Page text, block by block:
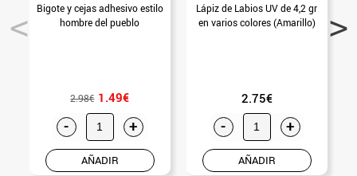
Bigote y cejas adhesivo estilo
hombre del pueblo
2.98€ 1.49€
- +
AÑADIR
Lápiz de Labios UV de 4,2 gr
en varios colores (Amarillo)
2.75€
- +
AÑADIR